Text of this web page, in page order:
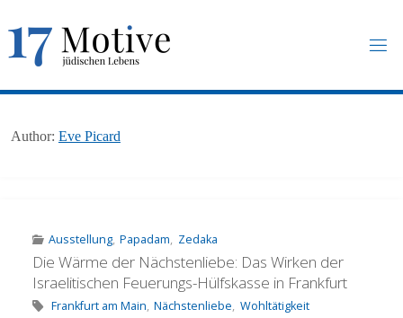
to
content
T.DE
Author: Eve Picard
Ausstellung, Papadam, Zedaka
Die Wärme der Nächstenliebe: Das Wirken der
Israelitischen Feuerungs-Hülfskasse in Frankfurt
Frankfurt am Main, Nächstenliebe, Wohltätigkeit